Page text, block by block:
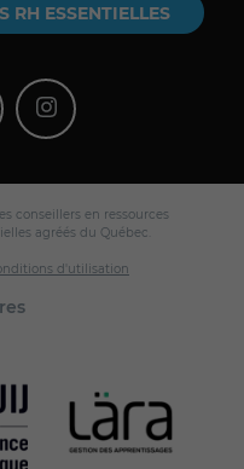
RH ESSENTIELLES
conseillers en ressources
agréés du Québec.
d'utilisation